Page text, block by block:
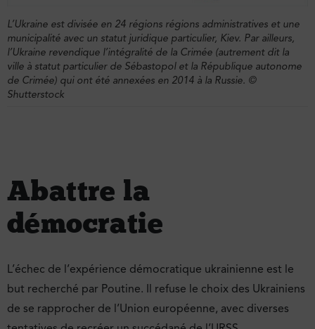
L’Ukraine est divisée en 24 régions régions administratives et une
municipalité avec un statut juridique particulier, Kiev. Par ailleurs,
l’Ukraine revendique l’intégralité de la Crimée (autrement dit la
ville à statut particulier de Sébastopol et la République autonome
de Crimée) qui ont été annexées en 2014 à la Russie. ©
Shutterstock
Abattre la
démocratie
L’échec de l’expérience démocratique ukrainienne est le
but recherché par Poutine. Il refuse le choix des Ukrainiens
de se rapprocher de l’Union européenne, avec diverses